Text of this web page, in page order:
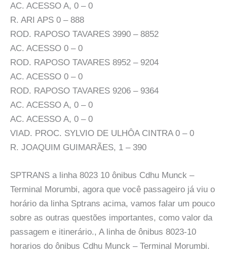
AC. ACESSO A, 0 – 0
R. ARI APS 0 – 888
ROD. RAPOSO TAVARES 3990 – 8852
AC. ACESSO 0 – 0
ROD. RAPOSO TAVARES 8952 – 9204
AC. ACESSO 0 – 0
ROD. RAPOSO TAVARES 9206 – 9364
AC. ACESSO A, 0 – 0
AC. ACESSO A, 0 – 0
VIAD. PROC. SYLVIO DE ULHÔA CINTRA 0 – 0
R. JOAQUIM GUIMARÃES, 1 – 390
SPTRANS a linha 8023 10 ônibus Cdhu Munck –
Terminal Morumbi, agora que você passageiro já viu o
horário da linha Sptrans acima, vamos falar um pouco
sobre as outras questões importantes, como valor da
passagem e itinerário., A linha de ônibus 8023-10
horarios do ônibus Cdhu Munck – Terminal Morumbi.